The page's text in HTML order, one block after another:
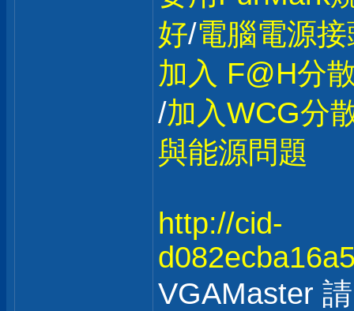
好/電腦電源
加入 F@H分
/加入WCG分
與能源問題
http://cid-
VGAMaster